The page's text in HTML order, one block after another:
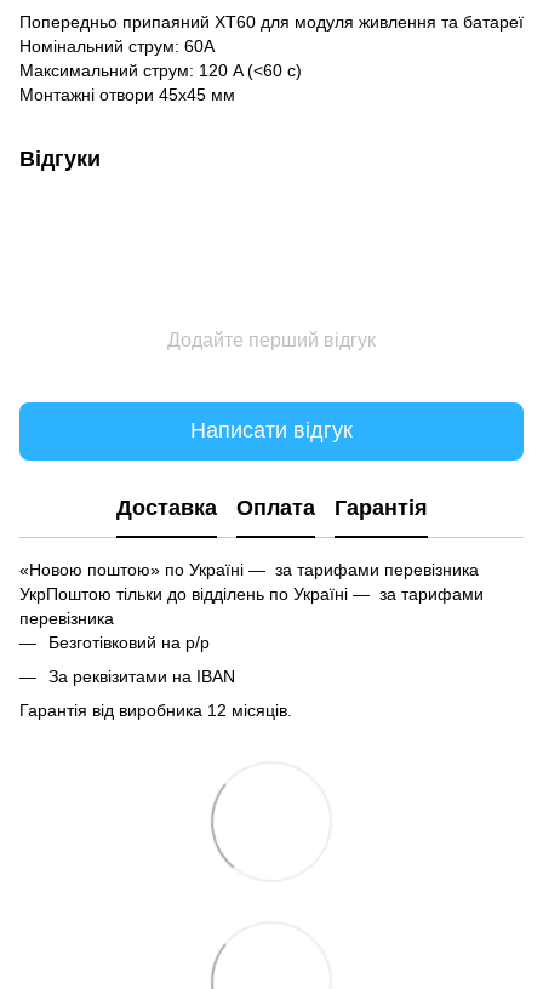
Попередньо припаяний XT60 для модуля живлення та батареї
Номінальний струм: 60A
Максимальний струм: 120 A (<60 с)
Монтажні отвори 45х45 мм
Відгуки
Додайте перший відгук
Написати відгук
Доставка Оплата Гарантія
«Новою поштою» по Україні — за тарифами перевізника
УкрПоштою тільки до відділень по Україні — за тарифами
перевізника
Безготівковий на р/р
За реквізитами на IBAN
Гарантія від виробника 12 місяців.